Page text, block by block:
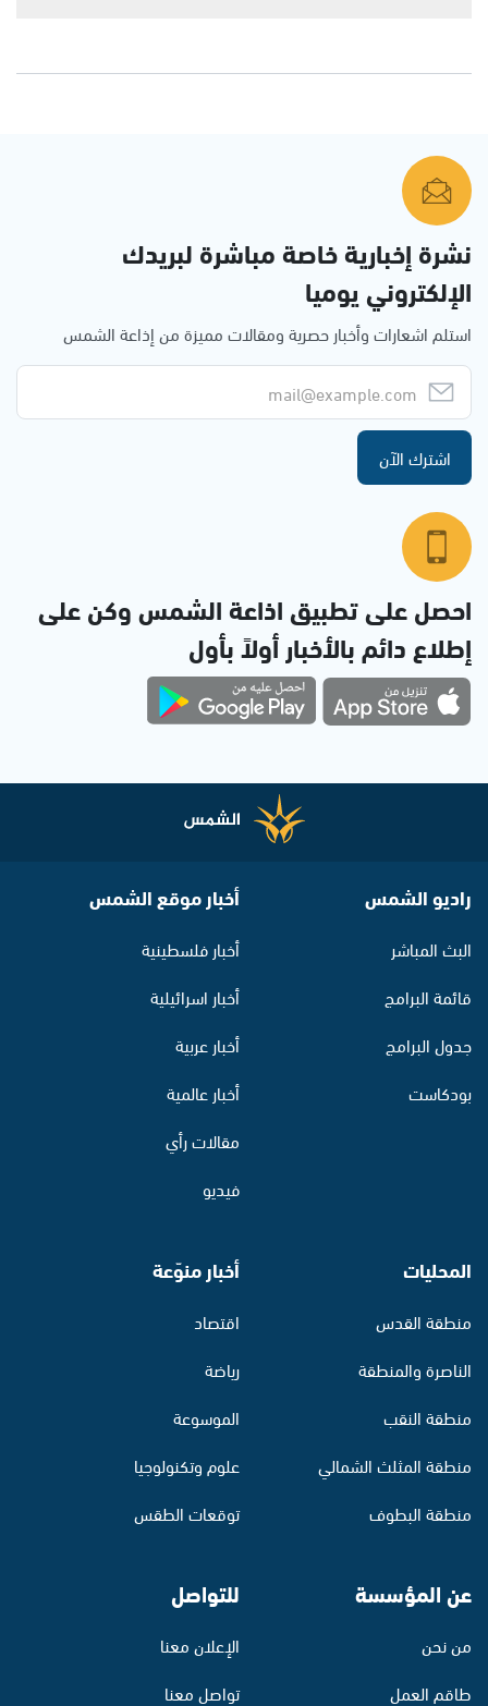
نشرة إخبارية خاصة مباشرة لبريدك
الإلكتروني يوميا
استلم اشعارات وأخبار حصرية ومقالات مميزة من إذاعة الشمس
اشترك الآن
احصل على تطبيق اذاعة الشمس وكن على
إطلاع دائم بالأخبار أولاً بأول
راديو الشمس
البث المباشر
قائمة البرامج
جدول البرامج
بودكاست
أخبار موقع الشمس
أخبار فلسطينية
أخبار اسرائيلية
أخبار عربية
أخبار عالمية
مقالات رأي
فيديو
المحليات
منطقة القدس
الناصرة والمنطقة
منطقة النقب
منطقة المثلث الشمالي
منطقة البطوف
أخبار منوّعة
اقتصاد
رياضة
الموسوعة
علوم وتكنولوجيا
توقعات الطقس
عن المؤسسة
من نحن
طاقم العمل
للتواصل
الإعلان معنا
تواصل معنا